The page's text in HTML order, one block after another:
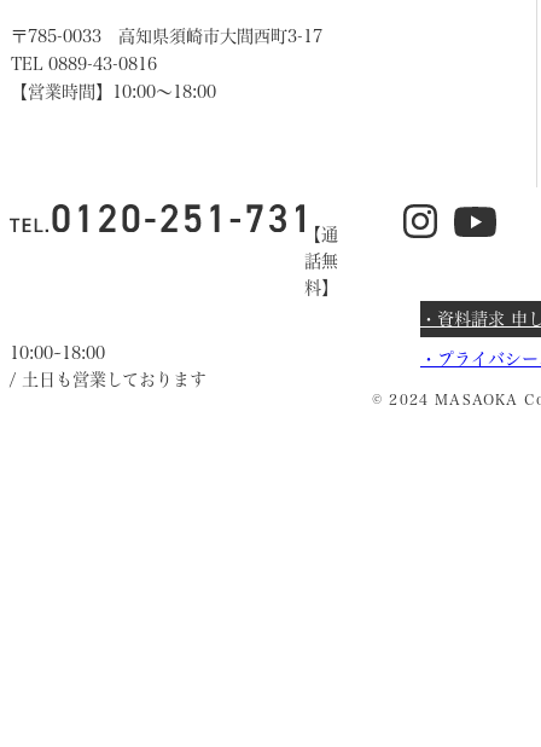
〒785-0033 高知県須崎市大間西町3-17
TEL 0889-43-0816
【営業時間】10:00〜18:00
【通
話無
料】
10:00~18:00
/ 土日も営業しております
・資料請求 申
・ プライバシ
© 2024 MASAOKA